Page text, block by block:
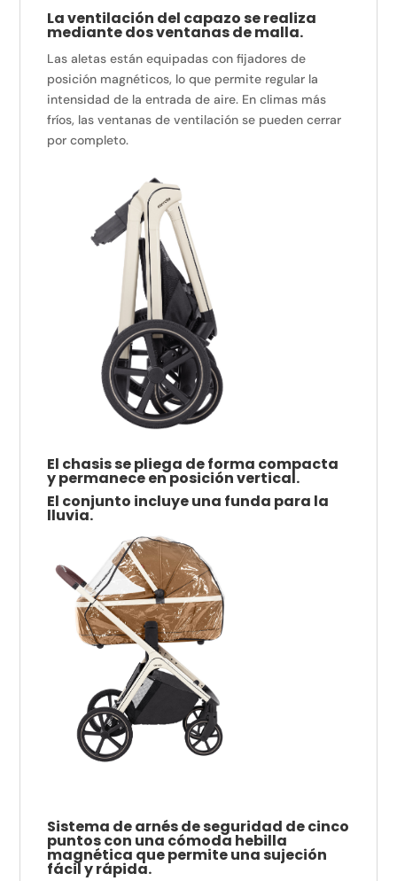
La ventilación del capazo se realiza
mediante dos ventanas de malla.
Las aletas están equipadas con fijadores de
posición magnéticos, lo que permite regular la
intensidad de la entrada de aire. En climas más
fríos, las ventanas de ventilación se pueden cerrar
por completo.
El chasis se pliega de forma compacta
y permanece en posición vertical.
El conjunto incluye una funda para la
lluvia.
Sistema de arnés de seguridad de cinco
puntos con una cómoda hebilla
magnética que permite una sujeción
fácil y rápida.